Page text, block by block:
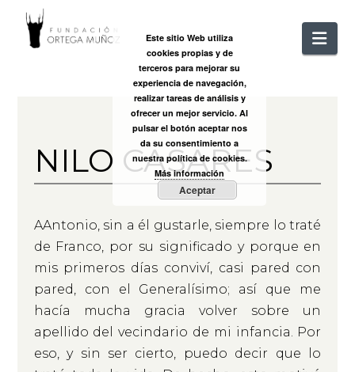
ORTEGA
MUÑOZ
NILO CASARES
AAntonio, sin a él gustarle, siempre lo traté
de Franco, por su significado y porque en
mis primeros días conviví, casi pared con
pared, con el Generalísimo; así que me
hacía mucha gracia volver sobre un
apellido del vecindario de mi infancia. Por
eso, y sin ser cierto, puedo decir que lo
Este sitio Web utiliza
cookies propias y de
terceros para mejorar su
experiencia de navegación,
realizar tareas de análisis y
ofrecer un mejor servicio. Al
pulsar el botón aceptar nos
da su consentimiento a
nuestra política de cookies.
Más información
Aceptar